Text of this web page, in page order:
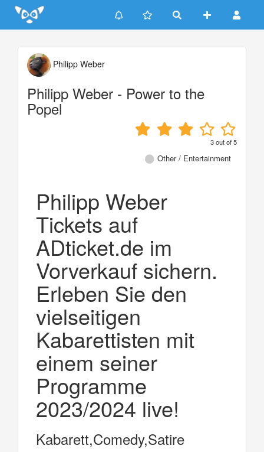
Update cookies preferences
Philipp Weber
Philipp Weber - Power to the
Popel
3out of5
Other / Entertainment
Philipp Weber
Tickets auf
ADticket.de im
Vorverkauf sichern.
Erleben Sie den
vielseitigen
Kabarettisten mit
einem seiner
Programme
2023/2024 live!
Kabarett,Comedy,Satire